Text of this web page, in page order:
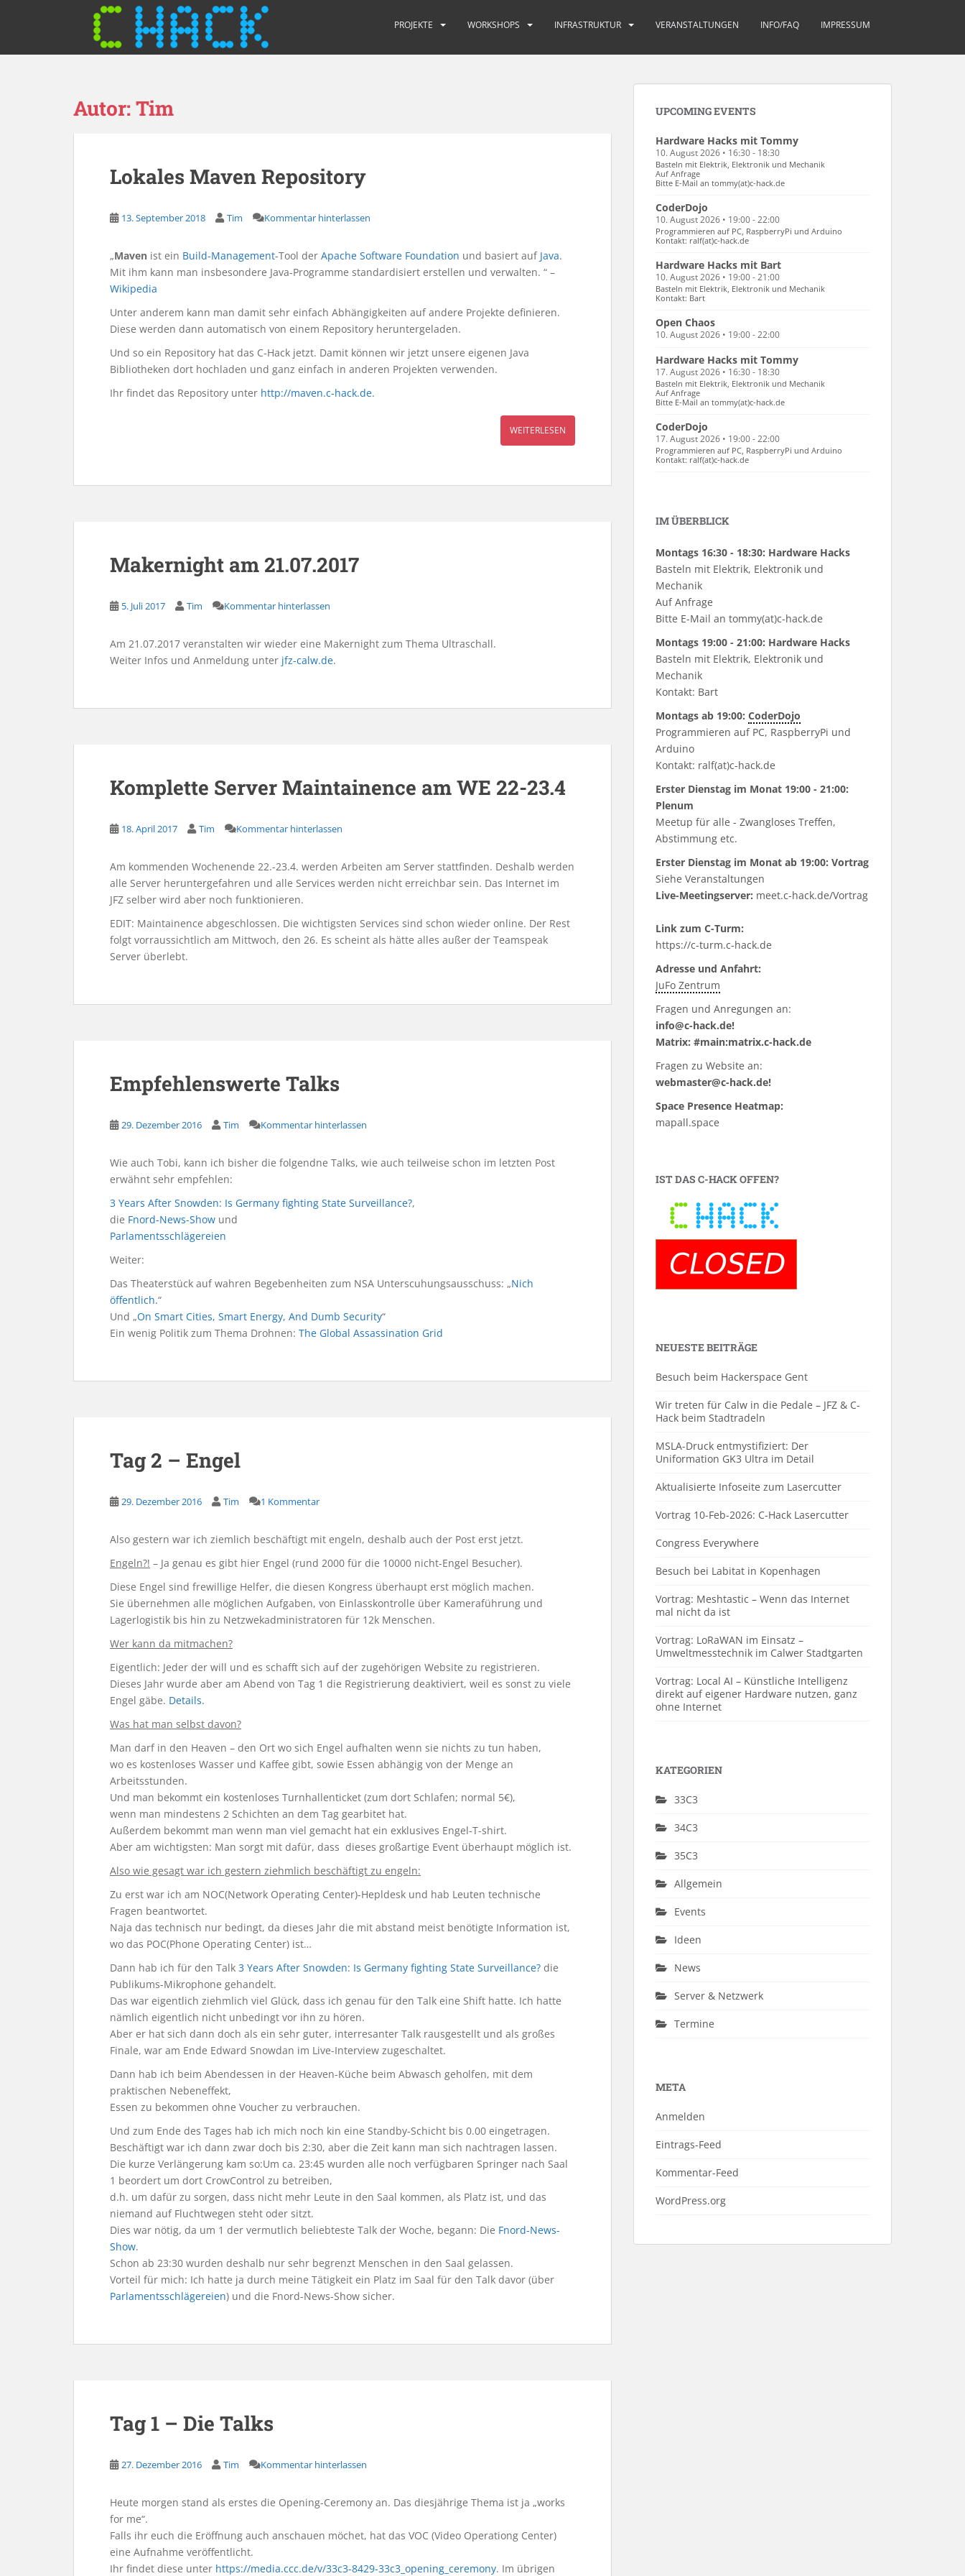
p
PROJEKTE WORKSHOPS INFRASTRUKTUR VERANSTALTUNGEN INFO/FAQ IMPRESSUM
Autor:Tim
Lokales Maven Repository
13. September 2018 Tim Kommentar hinterlassen
„Maven ist ein Build-Management-Tool der Apache Software Foundation und basiert auf Java.
Mit ihm kann man insbesondere Java-Programme standardisiert erstellen und verwalten. “ –
Wikipedia
Unter anderem kann man damit sehr einfach Abhängigkeiten auf andere Projekte definieren.
Diese werden dann automatisch von einem Repository heruntergeladen.
Und so ein Repository hat das C-Hack jetzt. Damit können wir jetzt unsere eigenen Java
Bibliotheken dort hochladen und ganz einfach in anderen Projekten verwenden.
Ihr findet das Repository unter http://maven.c-hack.de.
WEITERLESEN
Makernight am 21.07.2017
5. Juli 2017 Tim Kommentar hinterlassen
Am 21.07.2017 veranstalten wir wieder eine Makernight zum Thema Ultraschall.
Weiter Infos und Anmeldung unter jfz-calw.de.
Komplette Server Maintainence am WE 22-23.4
18. April 2017 Tim Kommentar hinterlassen
Am kommenden Wochenende 22.-23.4. werden Arbeiten am Server stattfinden. Deshalb werden
alle Server heruntergefahren und alle Services werden nicht erreichbar sein. Das Internet im
JFZ selber wird aber noch funktionieren.
EDIT: Maintainence abgeschlossen. Die wichtigsten Services sind schon wieder online. Der Rest
folgt vorraussichtlich am Mittwoch, den 26. Es scheint als hätte alles außer der Teamspeak
Server überlebt.
Empfehlenswerte Talks
29. Dezember 2016 Tim Kommentar hinterlassen
Wie auch Tobi, kann ich bisher die folgendne Talks, wie auch teilweise schon im letzten Post
erwähnt sehr empfehlen:
3 Years After Snowden: Is Germany fighting State Surveillance?,
die Fnord-News-Show und
Parlamentsschlägereien
Weiter:
Das Theaterstück auf wahren Begebenheiten zum NSA Unterscuhungsausschuss: „Nich
öffentlich.“
Und „On Smart Cities, Smart Energy, And Dumb Security“
Ein wenig Politik zum Thema Drohnen: The Global Assassination Grid
Tag 2 – Engel
29. Dezember 2016 Tim 1 Kommentar
Also gestern war ich ziemlich beschäftigt mit engeln, deshalb auch der Post erst jetzt.
Engeln?! – Ja genau es gibt hier Engel (rund 2000 für die 10000 nicht-Engel Besucher).
Diese Engel sind frewillige Helfer, die diesen Kongress überhaupt erst möglich machen.
Sie übernehmen alle möglichen Aufgaben, von Einlasskontrolle über Kameraführung und
Lagerlogistik bis hin zu Netzwekadministratoren für 12k Menschen.
Wer kann da mitmachen?
Eigentlich: Jeder der will und es schafft sich auf der zugehörigen Website zu registrieren.
Dieses Jahr wurde aber am Abend von Tag 1 die Registrierung deaktiviert, weil es sonst zu viele
Engel gäbe. Details.
Was hat man selbst davon?
Man darf in den Heaven – den Ort wo sich Engel aufhalten wenn sie nichts zu tun haben,
wo es kostenloses Wasser und Kaffee gibt, sowie Essen abhängig von der Menge an
Arbeitsstunden.
Und man bekommt ein kostenloses Turnhallenticket (zum dort Schlafen; normal 5€),
wenn man mindestens 2 Schichten an dem Tag gearbitet hat.
Außerdem bekommt man wenn man viel gemacht hat ein exklusives Engel-T-shirt.
Aber am wichtigsten: Man sorgt mit dafür, dass dieses großartige Event überhaupt möglich ist.
Also wie gesagt war ich gestern ziehmlich beschäftigt zu engeln:
Zu erst war ich am NOC(Network Operating Center)-Hepldesk und hab Leuten technische
Fragen beantwortet.
Naja das technisch nur bedingt, da dieses Jahr die mit abstand meist benötigte Information ist,
wo das POC(Phone Operating Center) ist…
Dann hab ich für den Talk 3 Years After Snowden: Is Germany fighting State Surveillance? die
Publikums-Mikrophone gehandelt.
Das war eigentlich ziehmlich viel Glück, dass ich genau für den Talk eine Shift hatte. Ich hatte
nämlich eigentlich nicht unbedingt vor ihn zu hören.
Aber er hat sich dann doch als ein sehr guter, interresanter Talk rausgestellt und als großes
Finale, war am Ende Edward Snowdan im Live-Interview zugeschaltet.
Dann hab ich beim Abendessen in der Heaven-Küche beim Abwasch geholfen, mit dem
praktischen Nebeneffekt,
Essen zu bekommen ohne Voucher zu verbrauchen.
Und zum Ende des Tages hab ich mich noch kin eine Standby-Schicht bis 0.00 eingetragen.
Beschäftigt war ich dann zwar doch bis 2:30, aber die Zeit kann man sich nachtragen lassen.
Die kurze Verlängerung kam so:Um ca. 23:45 wurden alle noch verfügbaren Springer nach Saal
1 beordert um dort CrowControl zu betreiben,
d.h. um dafür zu sorgen, dass nicht mehr Leute in den Saal kommen, als Platz ist, und das
niemand auf Fluchtwegen steht oder sitzt.
Dies war nötig, da um 1 der vermutlich beliebteste Talk der Woche, begann: Die Fnord-News-
Show.
Schon ab 23:30 wurden deshalb nur sehr begrenzt Menschen in den Saal gelassen.
Vorteil für mich: Ich hatte ja durch meine Tätigkeit ein Platz im Saal für den Talk davor (über
Parlamentsschlägereien) und die Fnord-News-Show sicher.
Tag 1 – Die Talks
27. Dezember 2016 Tim Kommentar hinterlassen
Heute morgen stand als erstes die Opening-Ceremony an. Das diesjährige Thema ist ja „works
for me“.
Falls ihr euch die Eröffnung auch anschauen möchet, hat das VOC (Video Operationg Center)
eine Aufnahme veröffentlicht.
Ihr findet diese unter https://media.ccc.de/v/33c3-8429-33c3_opening_ceremony. Im übrigen
UPCOMING EVENTS
Hardware Hacks mit Tommy
10. August 2026 • 16:30 - 18:30
Basteln mit Elektrik, Elektronik und Mechanik
Auf Anfrage
Bitte E-Mail an tommy(at)c-hack.de
CoderDojo
10. August 2026 • 19:00 - 22:00
Programmieren auf PC, RaspberryPi und Arduino
Kontakt: ralf(at)c-hack.de
Hardware Hacks mit Bart
10. August 2026 • 19:00 - 21:00
Basteln mit Elektrik, Elektronik und Mechanik
Kontakt: Bart
Open Chaos
10. August 2026 • 19:00 - 22:00
Hardware Hacks mit Tommy
17. August 2026 • 16:30 - 18:30
Basteln mit Elektrik, Elektronik und Mechanik
Auf Anfrage
Bitte E-Mail an tommy(at)c-hack.de
CoderDojo
17. August 2026 • 19:00 - 22:00
Programmieren auf PC, RaspberryPi und Arduino
Kontakt: ralf(at)c-hack.de
IM ÜBERBLICK
Montags 16:30 - 18:30: Hardware Hacks
Basteln mit Elektrik, Elektronik und
Mechanik
Auf Anfrage
Bitte E-Mail an tommy(at)c-hack.de
Montags 19:00 - 21:00: Hardware Hacks
Basteln mit Elektrik, Elektronik und
Mechanik
Kontakt: Bart
Montags ab 19:00: CoderDojo
Programmieren auf PC, RaspberryPi und
Arduino
Kontakt: ralf(at)c-hack.de
Erster Dienstag im Monat 19:00 - 21:00:
Plenum
Meetup für alle - Zwangloses Treffen,
Abstimmung etc.
Erster Dienstag im Monat ab 19:00: Vortrag
Siehe Veranstaltungen
Live-Meetingserver: meet.c-hack.de/Vortrag
Link zum C-Turm:
https://c-turm.c-hack.de
Adresse und Anfahrt:
JuFo Zentrum
Fragen und Anregungen an:
info@c-hack.de!
Matrix: #main:matrix.c-hack.de
Fragen zu Website an:
webmaster@c-hack.de!
Space Presence Heatmap:
mapall.space
IST DAS C-HACK OFFEN?
NEUESTE BEITRÄGE
Besuch beim Hackerspace Gent
Wir treten für Calw in die Pedale – JFZ & C-
Hack beim Stadtradeln
MSLA-Druck entmystifiziert: Der
Uniformation GK3 Ultra im Detail
Aktualisierte Infoseite zum Lasercutter
Vortrag 10-Feb-2026: C-Hack Lasercutter
Congress Everywhere
Besuch bei Labitat in Kopenhagen
Vortrag: Meshtastic – Wenn das Internet
mal nicht da ist
Vortrag: LoRaWAN im Einsatz –
Umweltmesstechnik im Calwer Stadtgarten
Vortrag: Local AI – Künstliche Intelligenz
direkt auf eigener Hardware nutzen, ganz
ohne Internet
KATEGORIEN
33C3
34C3
35C3
Allgemein
Events
Ideen
News
Server & Netzwerk
Termine
META
Anmelden
Eintrags-Feed
Kommentar-Feed
WordPress.org